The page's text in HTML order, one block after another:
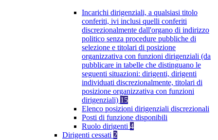
Incarichi dirigenziali, a qualsiasi titolo
conferiti, ivi inclusi quelli conferiti
discrezionalmente dall'organo di indirizzo
politico senza procedure pubbliche di
selezione e titolari di posizione
organizzativa con funzioni dirigenziali (da
pubblicare in tabelle che distinguano le
seguenti situazioni: dirigenti, dirigenti
individuati discrezionalmente, titolari di
posizione organizzativa con funzioni
dirigenziali) 15
Elenco posizioni dirigenziali discrezionali
Posti di funzione disponibili
Ruolo dirigenti 4
Dirigenti cessati 2